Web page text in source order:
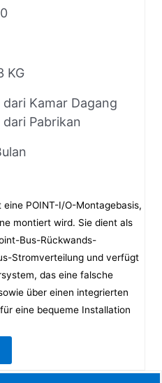
KG
dari Kamar Dagang
dari Pabrikan
POINT-I/O-Montagebasis,
montiert wird. Sie dient als
Bus-Rückwands-
Stromverteilung und verfügt
das eine falsche
über einen integrierten
eine bequeme Installation